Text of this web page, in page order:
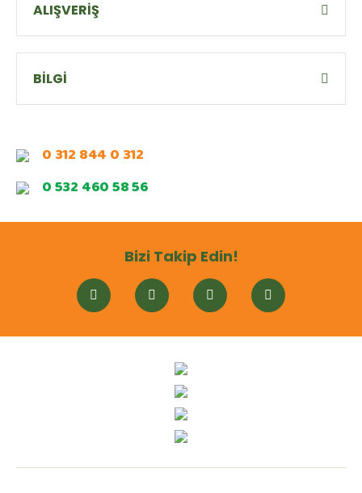
ALIŞVERİŞ
BİLGİ
0 312 844 0 312
0 532 460 58 56
Bizi Takip Edin!